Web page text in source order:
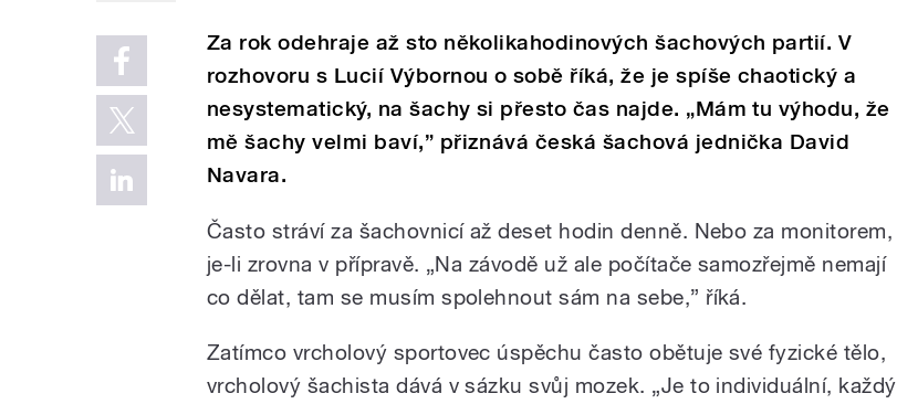
Za rok odehraje až sto několikahodinových šachových partií. V
rozhovoru s Lucií Výbornou o sobě říká, že je spíše chaotický a
nesystematický, na šachy si přesto čas najde. „Mám tu výhodu, že
mě šachy velmi baví,” přiznává česká šachová jednička David
Navara.
Často stráví za šachovnicí až deset hodin denně. Nebo za monitorem,
je-li zrovna v přípravě. „Na závodě už ale počítače samozřejmě nemají
co dělat, tam se musím spolehnout sám na sebe,” říká.
Zatímco vrcholový sportovec úspěchu často obětuje své fyzické tělo,
vrcholový šachista dává v sázku svůj mozek. „Je to individuální, každý